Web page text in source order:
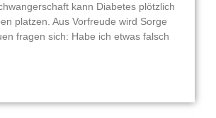
kann Diabetes plötzlich
platzen. Aus Vorfreude wird Sorge
fragen sich: Habe ich etwas falsch